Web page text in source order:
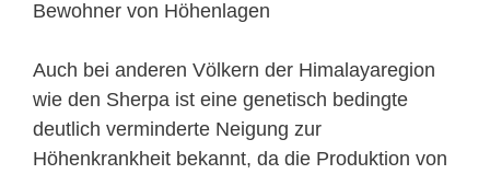
Bewohner von Höhenlagen
Auch bei anderen Völkern der Himalayaregion
wie den Sherpa ist eine genetisch bedingte
deutlich verminderte Neigung zur
Höhenkrankheit bekannt, da die Produktion von